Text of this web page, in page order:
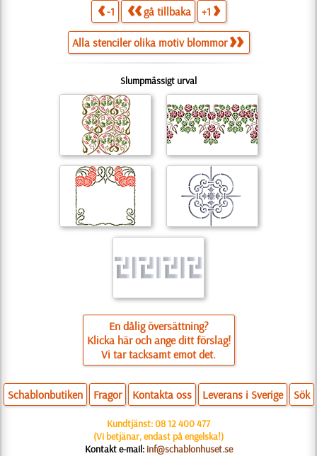
-1 gå tillbaka +1
Alla stenciler olika motiv blommor
Slumpmässigt urval
En dålig översättning?
Klicka här och ange ditt förslag!
Vi tar tacksamt emot det.
Schablonbutiken Fragor Kontakta oss Leverans i Sverige Sök
Kundtjänst:08 12 400 477
(Vi betjänar, endast på engelska!)
Kontakt e-mail: inf@schablonhuset.se